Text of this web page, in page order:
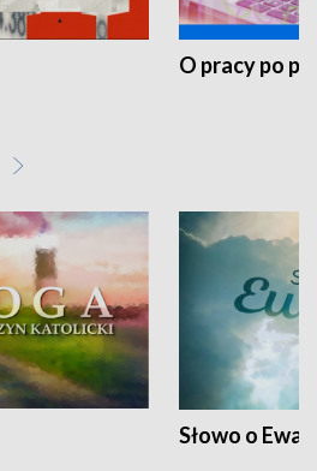
O pracy po
Słowo o